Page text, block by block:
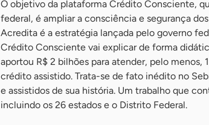
O objetivo da plataforma Crédito Consciente,
federal, é ampliar a consciência e segurança
Acredita é a estratégia lançada pelo governo
Crédito Consciente vai explicar de forma
aportou R$ 2 bilhões para atender, pelo
crédito assistido. Trata-se de fato inédito no
e assistidos de sua história. Um trabalho que
incluindo os 26 estados e o Distrito Federal.